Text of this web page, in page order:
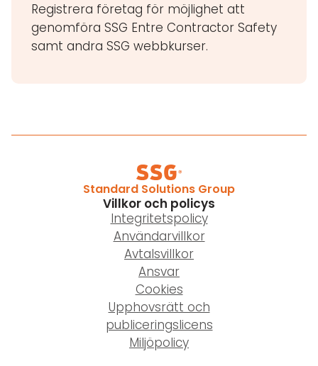
Registrera företag för möjlighet att
genomföra SSG Entre Contractor Safety
samt andra SSG webbkurser.
Standard Solutions Group
Villkor och policys
Integritetspolicy
Användarvillkor
Avtalsvillkor
Ansvar
Cookies
Upphovsrätt och
publiceringslicens
Miljöpolicy